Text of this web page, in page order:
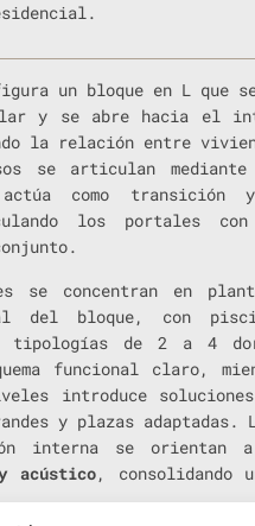
un bloque en L que
y se abre hacia el
la relación entre
se articulan
como transición
los portales
se concentran en
del bloque, con
tipologías de 2 a 4
funcional claro,
introduce
y plazas adaptadas.
interna se orientan
acústico, consolidando